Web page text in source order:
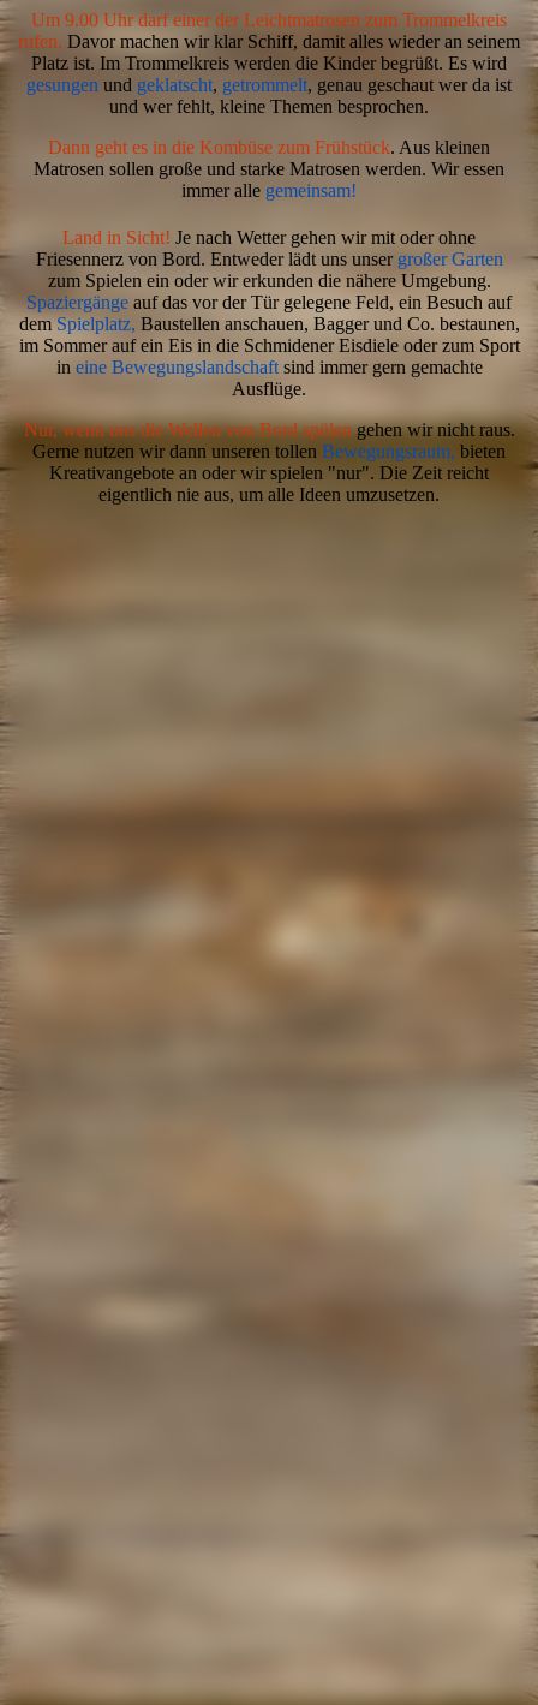
Um 9.00 Uhr darf einer der Leichtmatrosen zum Trommelkreis
rufen. Davor machen wir klar Schiff, damit alles wieder an seinem
Platz ist. Im Trommelkreis werden die Kinder begrüßt. Es wird
gesungen und geklatscht, getrommelt, genau geschaut wer da ist
und wer fehlt, kleine Themen besprochen.
Dann geht es in die Kombüse zum Frühstück. Aus kleinen
Matrosen sollen große und starke Matrosen werden. Wir essen
immer alle gemeinsam!
Land in Sicht! Je nach Wetter gehen wir mit oder ohne
Friesennerz von Bord. Entweder lädt uns unser großer Garten
zum Spielen ein oder wir erkunden die nähere Umgebung.
Spaziergänge auf das vor der Tür gelegene Feld, ein Besuch auf
dem Spielplatz, Baustellen anschauen, Bagger und Co. bestaunen,
im Sommer auf ein Eis in die Schmidener Eisdiele oder zum Sport
in eine Bewegungslandschaftsind immer gern gemachte
Ausflüge.
Nur, wenn uns die Wellen von Bord spülengehen wir nicht raus.
Gerne nutzen wir dann unseren tollen Bewegungsraum, bieten
Kreativangebote an oder wir spielen "nur". Die Zeit reicht
eigentlich nie aus, um alle Ideen umzusetzen.